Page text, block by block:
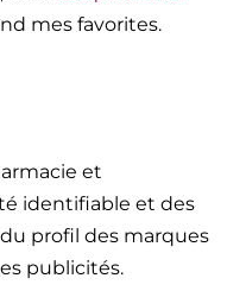
mes favorites.
et
identifiable et des
profil des marques
publicités.